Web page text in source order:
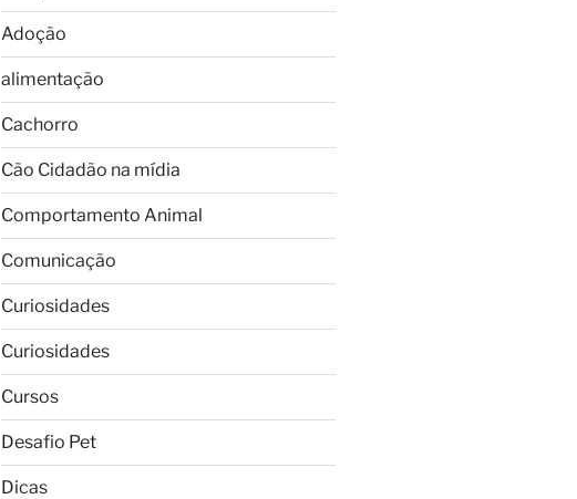
Adoção
alimentação
Cachorro
Cão Cidadão na mídia
Comportamento Animal
Comunicação
Curiosidades
Curiosidades
Cursos
Desafio Pet
Dicas